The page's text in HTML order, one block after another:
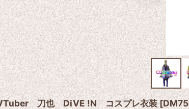
刀也 DiVE !N コスプレ衣装[